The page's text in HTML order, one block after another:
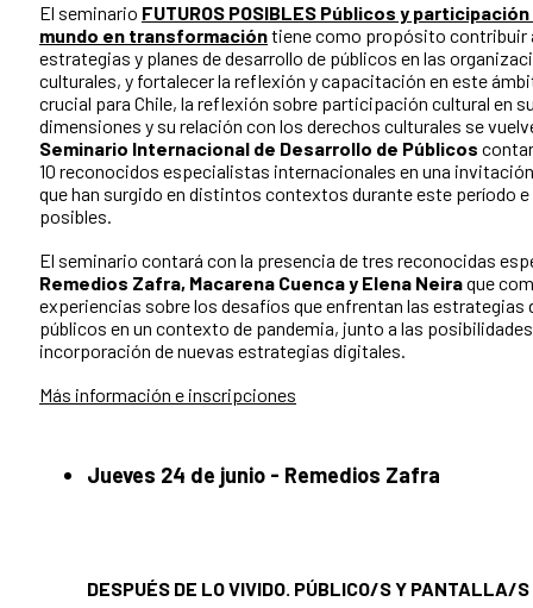
El seminario FUTUROS POSIBLES Públicos y
mundo en transformacióntiene como propósito contribuir
estrategias y planes de desarrollo de públicos en las
culturales, y fortalecer la reflexión y capacitación en este
crucial para Chile, la reflexión sobre participación cultural en
dimensiones y su relación con los derechos culturales se
Seminario Internacional de Desarrollo de Públicos
10 reconocidos especialistas internacionales en una
que han surgido en distintos contextos durante este período
posibles.
El seminario contará con la presencia de tres reconocidas
Remedios Zafra, Macarena Cuenca y Elena Neiraque
experiencias sobre los desafíos que enfrentan las estrategias
públicos en un contexto de pandemia, junto a las
incorporación de nuevas estrategias digitales.
Más información e inscripciones
Jueves 24 de junio - Remedios Zafra
DESPUÉS DE LO VIVIDO. PÚBLICO/S Y PANTALLA/S